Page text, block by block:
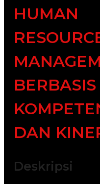
HUMAN
BERBASIS
DAN
Deskripsi